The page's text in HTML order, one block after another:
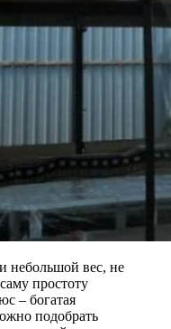
небольшой вес, не
простоту
– богатая
подобрать